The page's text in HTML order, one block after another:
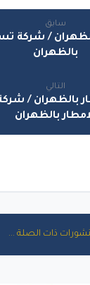
سابق
/ شركة
بالظهران
التالي
بالظهران /
بالظهران
ذات الصلة ...